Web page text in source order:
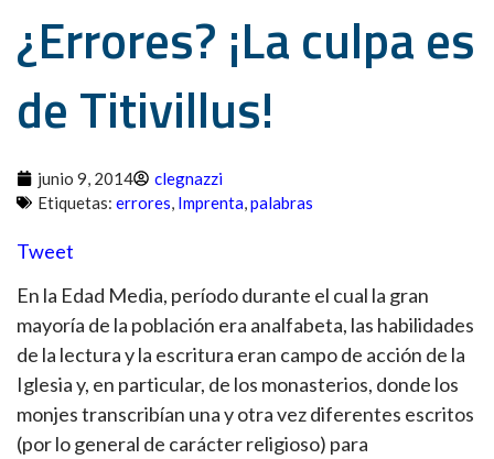
¿Errores? ¡La culpa es
de Titivillus!
junio 9, 2014
clegnazzi
Etiquetas: errores, Imprenta,palabras
Tweet
En la Edad Media, período durante el cual la gran
mayoría de la población era analfabeta, las habilidades
de la lectura y la escritura eran campo de acción de la
Iglesia y, en particular, de los monasterios, donde los
monjes transcribían una y otra vez diferentes escritos
(por lo general de carácter religioso) para